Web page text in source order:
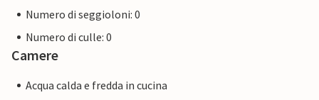
Numero di seggioloni: 0
Numero di culle: 0
Camere
Acqua calda e fredda in cucina